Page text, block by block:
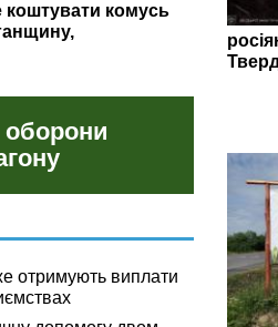
закупівель
оборони
отримують виплати